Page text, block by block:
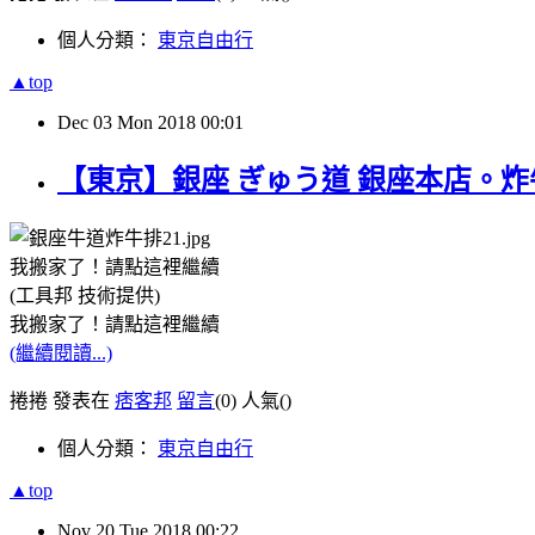
個人分類： 東京自由行
▲top
Dec 03 Mon 2018 00:01
【東京】銀座 ぎゅう道 銀座本店。
我搬家了！請點這裡繼續
(工具邦 技術提供)
我搬家了！請點這裡繼續
(繼續閱讀...)
捲捲 發表在 痞客邦 留言(0) 人氣()
個人分類： 東京自由行
▲top